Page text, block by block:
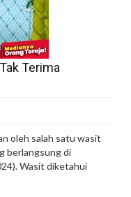
Terima
oleh salah satu wasit
berlangsung di
Wasit diketahui